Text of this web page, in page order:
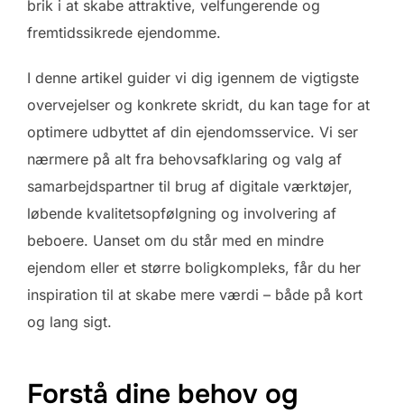
brik i at skabe attraktive, velfungerende og
fremtidssikrede ejendomme.
I denne artikel guider vi dig igennem de vigtigste
overvejelser og konkrete skridt, du kan tage for at
optimere udbyttet af din ejendomsservice. Vi ser
nærmere på alt fra behovsafklaring og valg af
samarbejdspartner til brug af digitale værktøjer,
løbende kvalitetsopfølgning og involvering af
beboere. Uanset om du står med en mindre
ejendom eller et større boligkompleks, får du her
inspiration til at skabe mere værdi – både på kort
og lang sigt.
Forstå dine behov og